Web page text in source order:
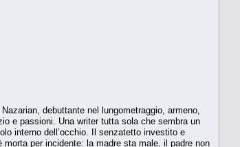
debuttante nel lungometraggio, armeno,
e passioni. Una writer tutta sola che sembra un
interno dell’occhio. Il senzatetto investito e
per incidente: la madre sta male, il padre non